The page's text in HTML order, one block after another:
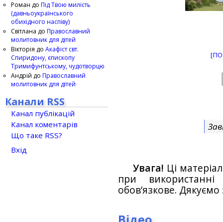
Увага! Ці
при
обов’язкове.
Роман до Під Твою милість
(давньоукраїнського
обихідного наспіву)
Світлана до Православний
молитовник для дітей
Вікторія до Акафіст свт.
Спиридону, єпископу
Тримифунтському, чудотворцю
Андрій до Православний
молитовник для дітей
Канали RSS
Канал публікацій
Канал коментарів
Що таке RSS?
Вхід